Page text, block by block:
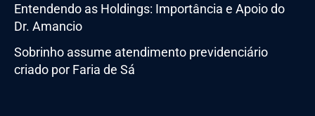
Entendendo as Holdings: Importância e Apoio do
Dr. Amancio
Sobrinho assume atendimento previdenciário
criado por Faria de Sá